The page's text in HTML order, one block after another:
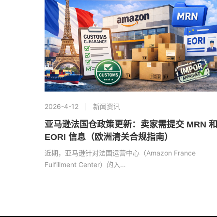
2026-4-12 新闻资讯
亚马逊法国仓政策更新：卖家需提交 MRN 和
EORI 信息（欧洲清关合规指南）
近期，亚马逊针对法国运营中心（Amazon France
Fulfillment Center）的入…